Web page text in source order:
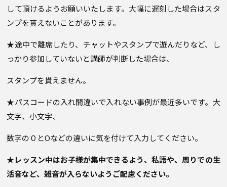
して頂けるようお願いいたします。大幅に遅刻した場合はスタ
ンプを貰えないことがあります。
★途中で離席したり、チャットやスタンプで遊んだりなど、し
っかり参加していないと講師が判断した場合は、
スタンプを貰えません。
★パスコードの入れ間違いで入れない事例が最近多いです。大
文字、小文字、
数字の０とOなどの違いに気を付けて入力してください。
★レッスン中はお子様が集中できるよう、私語や、周りでの生
活音など、雑音が入らないようご配慮ください。